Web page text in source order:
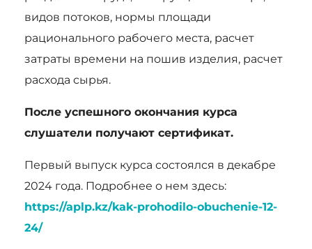
видов потоков, нормы площади
рационального рабочего места, расчет
затраты времени на пошив изделия, расчет
расхода сырья.
После успешного окончания курса
слушатели получают сертификат.
Первый выпуск курса состоялся в декабре
2024 года. Подробнее о нем здесь:
https://aplp.kz/kak-prohodilo-obuchenie-12-
24/